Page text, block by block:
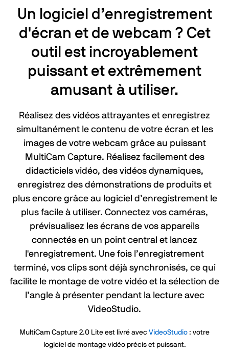
Un logiciel d’enregistrement
d'écran et de webcam ? Cet
outil est incroyablement
puissant et extrêmement
amusant à utiliser.
Réalisez des vidéos attrayantes et enregistrez
simultanément le contenu de votre écran et les
images de votre webcam grâce au puissant
MultiCam Capture. Réalisez facilement des
didacticiels vidéo, des vidéos dynamiques,
enregistrez des démonstrations de produits et
plus encore grâce au logiciel d’enregistrement le
plus facile à utiliser. Connectez vos caméras,
prévisualisez les écrans de vos appareils
connectés en un point central et lancez
l'enregistrement. Une fois l’enregistrement
terminé, vos clips sont déjà synchronisés, ce qui
facilite le montage de votre vidéo et la sélection de
l’angle à présenter pendant la lecture avec
VideoStudio.
MultiCam Capture 2.0 Lite est livré avec VideoStudio : votre
logiciel de montage vidéo précis et puissant.